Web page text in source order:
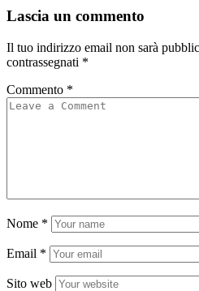
Lascia un commento
Il tuo indirizzo email non sarà
contrassegnati *
Commento *
Nome *
Email *
Sito web